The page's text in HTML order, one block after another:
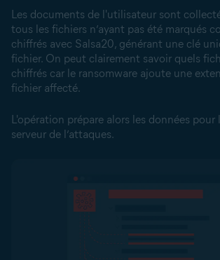
Les documents de l'utilisateur sont
tous les fichiers n’ayant pas été marqués
chiffrés avec Salsa20, générant une clé
fichier. On peut clairement savoir quels
chiffrés car le ransomware ajoute une
fichier affecté.
L'opération prépare alors les données pour
serveur de l’attaques.